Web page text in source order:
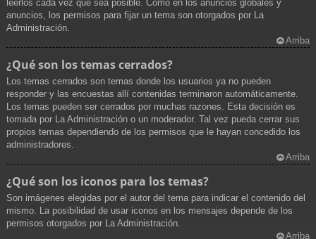
leerlos cada vez que sea posible. Como en los anuncios globales y
anuncios, los permisos para fijar un tema son otorgados por La
Administración.
Arriba
¿Qué son los temas cerrados?
Los temas cerrados son temas donde los usuarios ya no pueden
responder y las encuestas allí contenidas terminaron automáticamente.
Los temas pueden ser cerrados por muchas razones. Esta decisión es
tomada por La Administración o un moderador. Tal vez pueda cerrar sus
propios temas dependiendo de los permisos que le hayan concedido los
administradores.
Arriba
¿Qué son los iconos para los temas?
Son imágenes elegidas por el autor del tema para indicar el contenido del
mismo. La posibilidad de usar iconos en los mensajes depende de los
permisos otorgados por La Administración.
Arriba